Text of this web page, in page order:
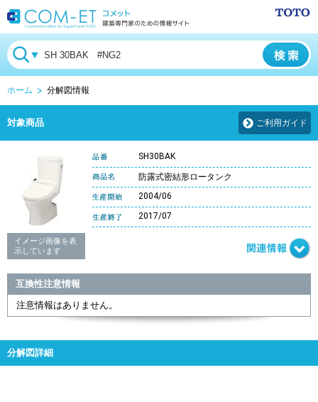
ホーム 分解図情報
対象商品 ご利用ガイド
イメージ画像を表
示しています
SH30BAK
防露式密結形ロータンク
2004/06
2017/07
互換性注意情報
注意情報はありません。
分解図詳細